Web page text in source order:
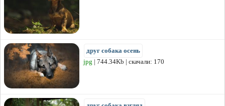
друг собака осень
jpg | 744.34Kb | скачали: 170